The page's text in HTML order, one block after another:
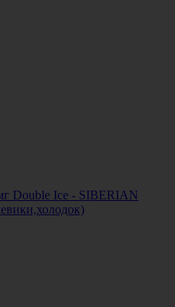
Double Ice - SIBERIAN